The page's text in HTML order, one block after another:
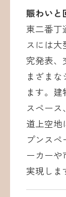
賑わいと
東二番丁
スには大
究発表、
まざま
ます。
スペース
道上空地
プンスペ
ーカーや
実現しま